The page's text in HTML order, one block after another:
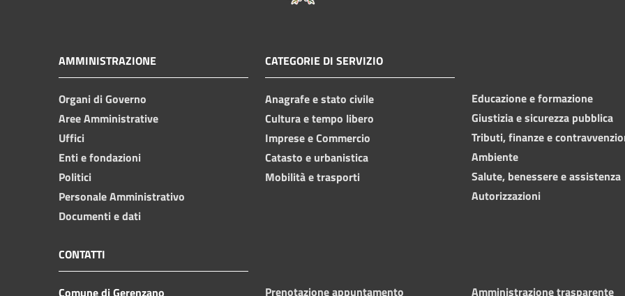
AMMINISTRAZIONE
Organi di Governo
Aree Amministrative
Uffici
Enti e fondazioni
Politici
Personale Amministrativo
Documenti e dati
CATEGORIE DI SERVIZIO
Anagrafe e stato civile
Cultura e tempo libero
Imprese e Commercio
Catasto e urbanistica
Mobilità e trasporti
Educazione e formazione
Giustizia e sicurezza pubblica
Tributi, finanze e
Ambiente
Salute, benessere e assistenza
Autorizzazioni
CONTATTI
Comune di Gerenzano Prenotazione appuntamento Amministrazione trasparente